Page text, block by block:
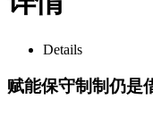
Details
赋能保守制制仍是